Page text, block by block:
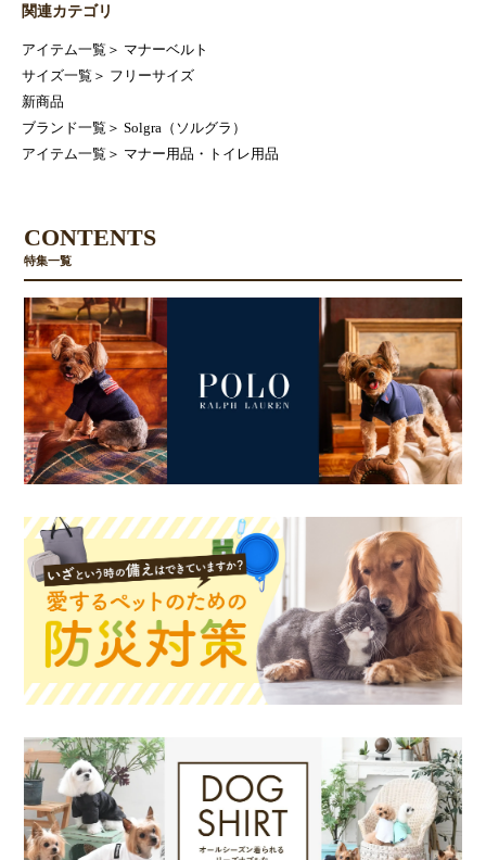
関連カテゴリ
アイテム一覧 ＞ マナーベルト
サイズ一覧 ＞ フリーサイズ
新商品
ブランド一覧 ＞ Solgra（ソルグラ）
アイテム一覧 ＞ マナー用品・トイレ用品
CONTENTS
特集一覧